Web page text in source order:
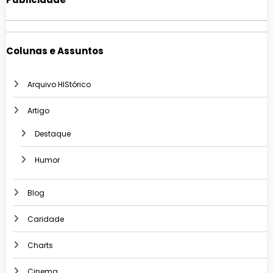
Colunas e Assuntos
Arquivo HIStórico
Artigo
Destaque
Humor
Blog
Caridade
Charts